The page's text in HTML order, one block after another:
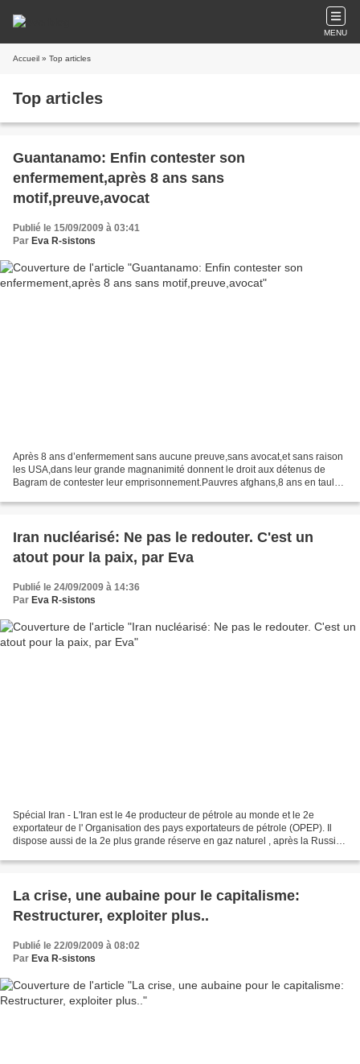
MENU
Accueil » Top articles
Top articles
Guantanamo: Enfin contester son
enfermement,après 8 ans sans
motif,preuve,avocat
Publié le 15/09/2009 à 03:41
Par Eva R-sistons
Après 8 ans d’enfermement sans aucune preuve,sans avocat,et sans raison
les USA,dans leur grande magnanimité donnent le droit aux détenus de
Bagram de contester leur emprisonnement.Pauvres afghans,8 ans en taule
Iran nucléarisé: Ne pas le redouter. C'est un
atout pour la paix, par Eva
Publié le 24/09/2009 à 14:36
Par Eva R-sistons
Spécial Iran - L'Iran est le 4e producteur de pétrole au monde et le 2e
exportateur de l' Organisation des pays exportateurs de pétrole (OPEP). Il
dispose aussi de la 2e plus grande réserve en gaz naturel , après la Russie,
La crise, une aubaine pour le capitalisme:
Restructurer, exploiter plus..
Publié le 22/09/2009 à 08:02
Par Eva R-sistons